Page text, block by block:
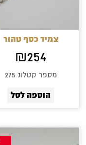
צמיד כסף טהור
₪254
מספר קטלוג 275
הוספה לסל